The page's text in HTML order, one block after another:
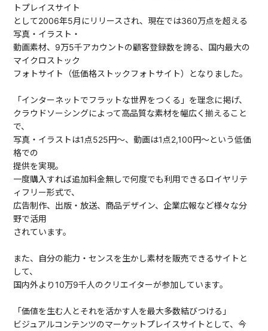
トプレイスサイト
として2006年5月にリリースされ、現在では360万点を超える
写真・イラスト・
動画素材、9万5千アカウントの顧客登録数を誇る、国内最大の
マイクロストック
フォトサイト（低価格ストックフォトサイト）となりました。
「インターネットでフラットな世界をつくる」を理念に掲げ、
クラウドソーシングによって高品質な素材を幅広く揃えること
で、
写真・イラストは1点525円〜、動画は1点2,100円〜という低価
格での
提供を実現。
一度購入すれば追加料金無しで何度でも利用できるロイヤリテ
ィフリー形式で、
広告制作、出版・放送、商品デザイン、企業広報など様々な分
野で活用
されています。
また、自分の能力・センスを生かし素材を販売できるサイトと
して、
国内外より10万9千人のクリエイターが参加しています。
「価値を生む人とそれを活かす人を最大多数結びつける」
ビジュアルコンテンツのマーケットプレイスサイトとして、今